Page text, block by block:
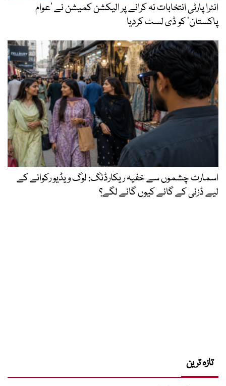
انٹرا پارٹی انتخابات نہ کرانے پر الیکشن کمیشن نے ’عوام
پاکستان‘ کو ڈی لسٹ کردیا
اسمارٹ چشموں سے خفیہ ریکارڈنگ: لوگ ویڈیو رکوانے کے
لیے ڈزنی کے گانے کیوں گانے لگے؟
تازہ ترین